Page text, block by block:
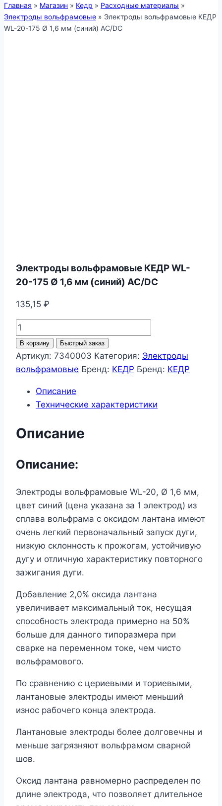
Главная » Магазин » Кедр » Расходные материалы »
Электроды вольфрамовые » Электроды вольфрамовые КЕДР
WL-20-175 Ø 1,6 мм (синий) AC/DC
Электроды вольфрамовые КЕДР WL-
20-175 Ø 1,6 мм (синий) AC/DC
135,15 ₽
Количество
товара
Электроды
вольфрамовые
WL-
20-
Ø
мм
AC/DC
В корзину Быстрый заказ
Артикул: 7340003 Категория: Электроды
вольфрамовые Бренд: КЕДР Бренд: КЕДР
Описание
Технические характеристики
Описание
Описание:
Электроды вольфрамовые WL-20, Ø 1,6 мм,
цвет синий (цена указана за 1 электрод) из
сплава вольфрама с оксидом лантана имеют
очень легкий первоначальный запуск дуги,
низкую склонность к прожогам, устойчивую
дугу и отличную характеристику повторного
зажигания дуги.
Добавление 2,0% оксида лантана
увеличивает максимальный ток, несущая
способность электрода примерно на 50%
больше для данного типоразмера при
сварке на переменном токе, чем чисто
вольфрамового.
По сравнению с цериевыми и ториевыми,
лантановые электроды имеют меньший
износ рабочего конца электрода.
Лантановые электроды более долговечны и
меньше загрязняют вольфрамом сварной
шов.
Оксид лантана равномерно распределен по
длине электрода, что позволяет длительное